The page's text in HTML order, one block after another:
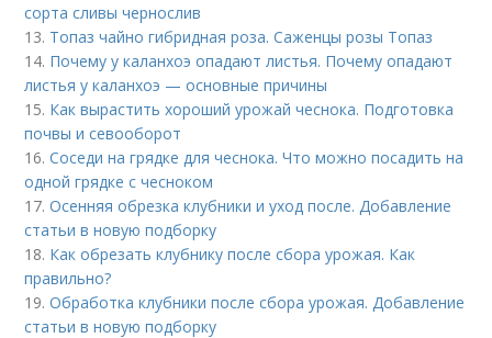
сорта сливы чернослив
13. Топаз чайно гибридная роза. Саженцы розы Топаз
14. Почему у каланхоэ опадают листья. Почему опадают
листья у каланхоэ — основные причины
15. Как вырастить хороший урожай чеснока. Подготовка
почвы и севооборот
16.Соседи на грядке для чеснока. Что можно посадить на
одной грядке с чесноком
17.Осенняя обрезка клубники и уход после. Добавление
статьи в новую подборку
18. Как обрезать клубнику после сбора урожая. Как
правильно?
19.Обработка клубники после сбора урожая. Добавление
статьи в новую подборку